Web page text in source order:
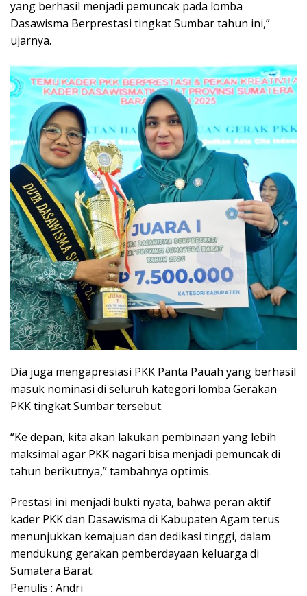
yang berhasil menjadi pemuncak pada lomba
Dasawisma Berprestasi tingkat Sumbar tahun ini,”
ujarnya.
Dia juga mengapresiasi PKK Panta Pauah yang berhasil
masuk nominasi di seluruh kategori lomba Gerakan
PKK tingkat Sumbar tersebut.
“Ke depan, kita akan lakukan pembinaan yang lebih
maksimal agar PKK nagari bisa menjadi pemuncak di
tahun berikutnya,” tambahnya optimis.
Prestasi ini menjadi bukti nyata, bahwa peran aktif
kader PKK dan Dasawisma di Kabupaten Agam terus
menunjukkan kemajuan dan dedikasi tinggi, dalam
mendukung gerakan pemberdayaan keluarga di
Sumatera Barat.
Penulis : Andri